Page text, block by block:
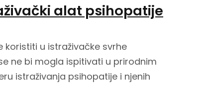
alat psihopatije
koristiti u istraživačke svrhe
ne bi mogla ispitivati u prirodnim
istraživanja psihopatije i njenih